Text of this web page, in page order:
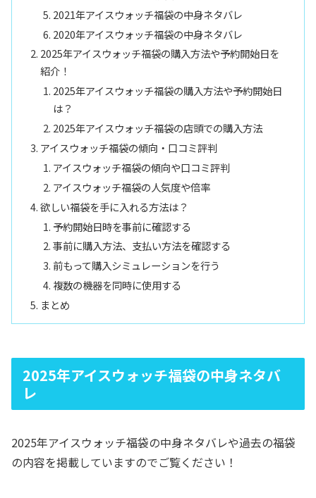
2021年アイスウォッチ福袋の中身ネタバレ
2020年アイスウォッチ福袋の中身ネタバレ
2025年アイスウォッチ福袋の購入方法や予約開始日を
紹介！
2025年アイスウォッチ福袋の購入方法や予約開始日
は？
2025年アイスウォッチ福袋の店頭での購入方法
アイスウォッチ福袋の傾向・口コミ評判
アイスウォッチ福袋の傾向や口コミ評判
アイスウォッチ福袋の人気度や倍率
欲しい福袋を手に入れる方法は？
予約開始日時を事前に確認する
事前に購入方法、支払い方法を確認する
前もって購入シミュレーションを行う
複数の機器を同時に使用する
まとめ
2025年アイスウォッチ福袋の中身ネタバ
レ
2025年アイスウォッチ福袋の中身ネタバレや過去の福袋
の内容を掲載していますのでご覧ください！